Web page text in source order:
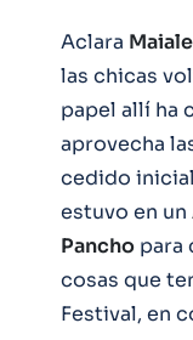
Aclara
las chicas
papel allí ha
aprovecha
cedido
estuvo en un
Pancho para
cosas que
Festival, en